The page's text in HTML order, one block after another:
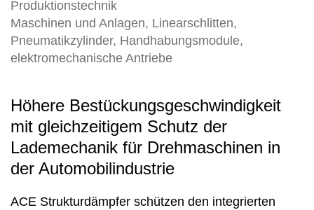
Produktionstechnik
Maschinen und Anlagen, Linearschlitten,
Pneumatikzylinder, Handhabungsmodule,
elektromechanische Antriebe
Höhere Bestückungsgeschwindigkeit
mit gleichzeitigem Schutz der
Lademechanik für Drehmaschinen in
der Automobilindustrie
ACE Strukturdämpfer schützen den integrierten